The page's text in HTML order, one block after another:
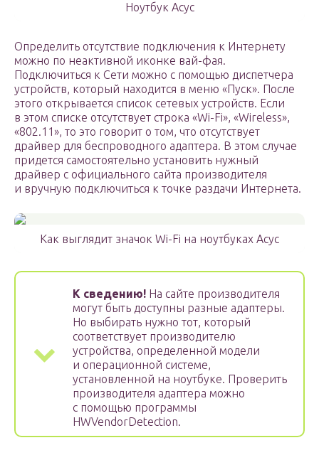
Ноутбук Асус
Определить отсутствие подключения к Интернету
можно по неактивной иконке вай-фая.
Подключиться к Сети можно с помощью диспетчера
устройств, который находится в меню «Пуск». После
этого открывается список сетевых устройств. Если
в этом списке отсутствует строка «Wi-Fi», «Wireless»,
«802.11», то это говорит о том, что отсутствует
драйвер для беспроводного адаптера. В этом случае
придется самостоятельно установить нужный
драйвер с официального сайта производителя
и вручную подключиться к точке раздачи Интернета.
Как выглядит значок Wi-Fi на ноутбуках Асус
К сведению! На сайте производителя
могут быть доступны разные адаптеры.
Но выбирать нужно тот, который
соответствует производителю
устройства, определенной модели
и операционной системе,
установленной на ноутбуке. Проверить
производителя адаптера можно
с помощью программы
HWVendorDetection.